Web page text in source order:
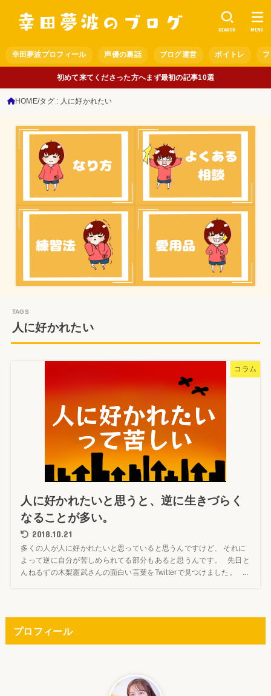
幸田夢波プロフィール 声優の裏話 ブログ運営 ボイトレ
SEARCH MENU
初めて来てくださった方へまず最初の記事10選
HOME タグ : 人に好かれたい
人に好かれたい
コラム
人に好かれたいと思うと、逆に生きづらく
なることが多い。
2018.10.21
多くの人が人に好かれたいと思っていると思うんですけど、 それに
よって逆に自分が苦しめられてる部分もあると思うんです。 先日と
んねるずの木梨憲武さんの面白い言葉をTwitterで見つけました。 ...
プロフィール